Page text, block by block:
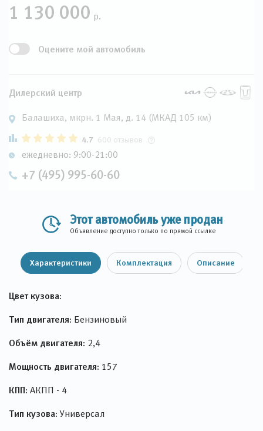
1 130 000 р.
Оцените мой автомобиль
Дилерский центр
Балашиха, мкрн. 1 Мая, д. 14 (МКАД 105 км)
4.7 600 отзывов
ежедневно: 9:00-21:00
+7 (495) 995-60-60
Этот автомобиль уже продан
Объявление доступно только по прямой ссылке
Характеристики Комплектация Описание
Цвет кузова:
Тип двигателя: Бензиновый
Объём двигателя: 2,4
Мощность двигателя: 157
КПП: АКПП - 4
Тип кузова: Универсал